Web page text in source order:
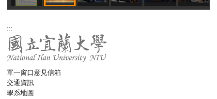
:::
單一窗口意見信箱
交通資訊
學系地圖